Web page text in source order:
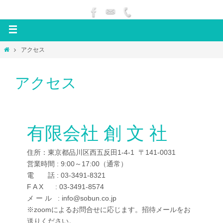
アクセス
アクセス
有限会社 創 文 社
住所：東京都品川区西五反田1-4-1 〒141-0031
営業時間 : 9:00～17:00（通常）
電 話 : 03-3491-8321
F A X : 03-3491-8574
メ ー ル : info@sobun.co.jp
※zoomによるお問合せに応じます。招待メールをお
送りください。